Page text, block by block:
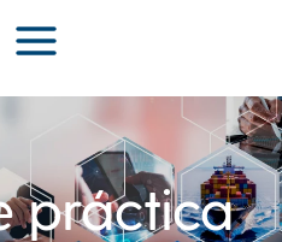
práctica